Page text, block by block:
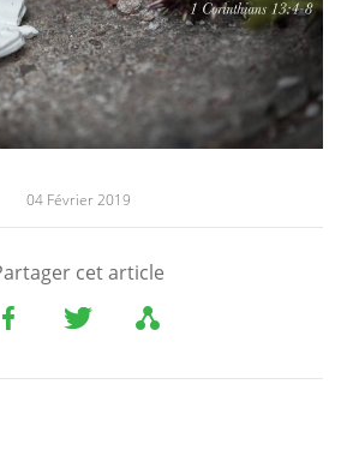
04 Février 2019
cet article